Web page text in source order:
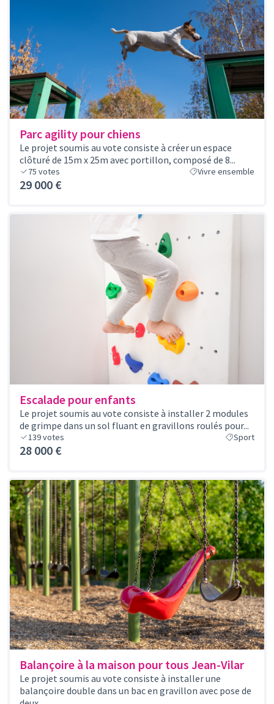
Parc agility pour chiens
Le projet soumis au vote consiste à créer un espace
clôturé de 15m x 25m avec portillon, composé de 8...
75 votes Vivre ensemble
29 000 €
Escalade pour enfants
Le projet soumis au vote consiste à installer 2 modules
de grimpe dans un sol fluant en gravillons roulés pour...
139votes Sport
28 000 €
Balançoire à la maison pour tous Jean-Vilar
Le projet soumis au vote consiste à installer une
balançoire double dans un bac en gravillon avec pose de